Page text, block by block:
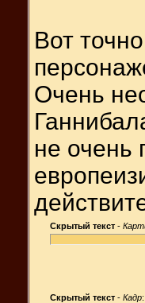
Вот
Очень
не очень
Скрытый текст -
Скрытый текст - Кадр: